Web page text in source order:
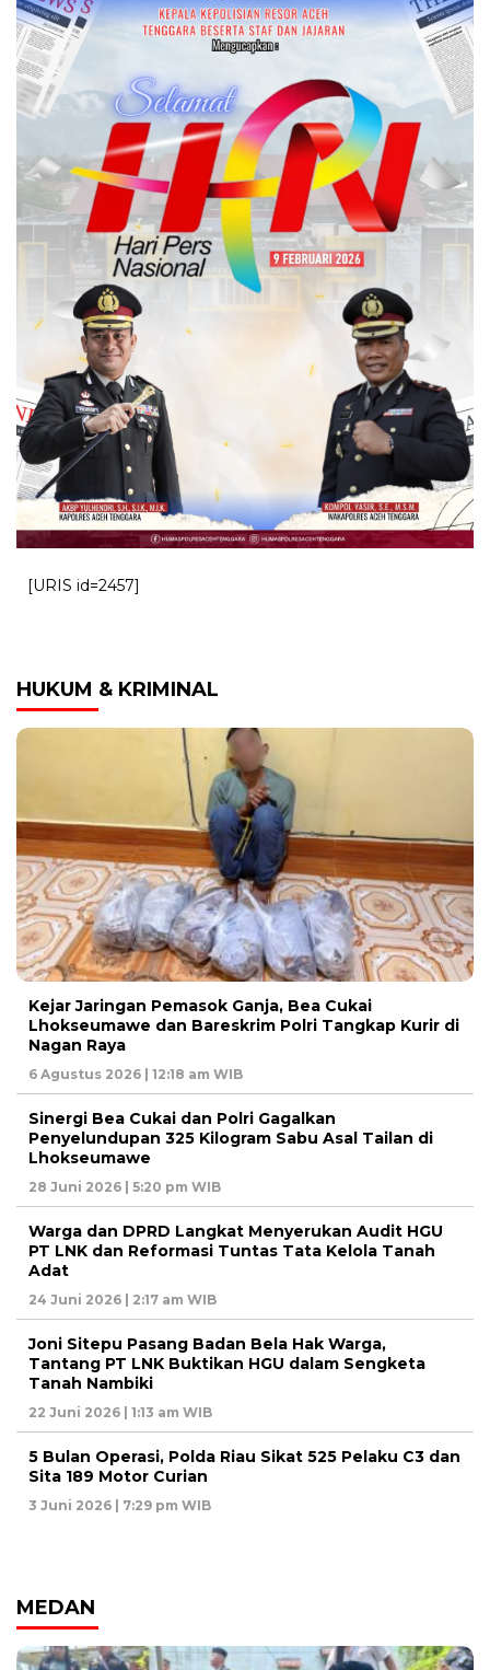
[URIS id=2457]
HUKUM & KRIMINAL
Kejar Jaringan Pemasok Ganja, Bea Cukai
Lhokseumawe dan Bareskrim Polri Tangkap Kurir di
Nagan Raya
6 Agustus 2026 | 12:18 am WIB
Sinergi Bea Cukai dan Polri Gagalkan
Penyelundupan 325 Kilogram Sabu Asal Tailan di
Lhokseumawe
28 Juni 2026 | 5:20 pm WIB
Warga dan DPRD Langkat Menyerukan Audit HGU
PT LNK dan Reformasi Tuntas Tata Kelola Tanah
Adat
24 Juni 2026 | 2:17 am WIB
Joni Sitepu Pasang Badan Bela Hak Warga,
Tantang PT LNK Buktikan HGU dalam Sengketa
Tanah Nambiki
22 Juni 2026 | 1:13 am WIB
5 Bulan Operasi, Polda Riau Sikat 525 Pelaku C3 dan
Sita 189 Motor Curian
3 Juni 2026 | 7:29 pm WIB
MEDAN